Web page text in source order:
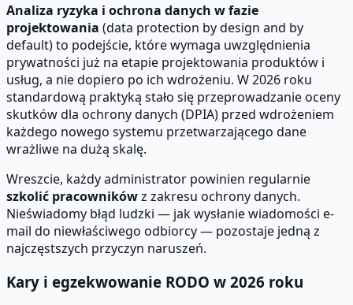
Analiza ryzyka i ochrona danych w fazie
projektowania (data protection by design and by
default) to podejście, które wymaga uwzględnienia
prywatności już na etapie projektowania produktów i
usług, a nie dopiero po ich wdrożeniu. W 2026 roku
standardową praktyką stało się przeprowadzanie oceny
skutków dla ochrony danych (DPIA) przed wdrożeniem
każdego nowego systemu przetwarzającego dane
wrażliwe na dużą skalę.
Wreszcie, każdy administrator powinien regularnie
szkolić pracownikówz zakresu ochrony danych.
Nieświadomy błąd ludzki — jak wysłanie wiadomości e-
mail do niewłaściwego odbiorcy — pozostaje jedną z
najczęstszych przyczyn naruszeń.
Kary i egzekwowanie RODO w 2026 roku